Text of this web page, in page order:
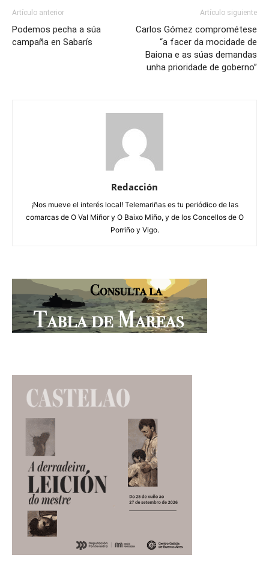
Artículo anterior
Podemos pecha a súa
campaña en Sabarís
Artículo siguiente
Carlos Gómez comprométese
“a facer da mocidade de
Baiona e as súas demandas
unha prioridade de goberno”
Redacción
¡Nos mueve el interés local! Telemariñas es tu periódico de las
comarcas de O Val Miñor y O Baixo Miño, y de los Concellos de O
Porriño y Vigo.